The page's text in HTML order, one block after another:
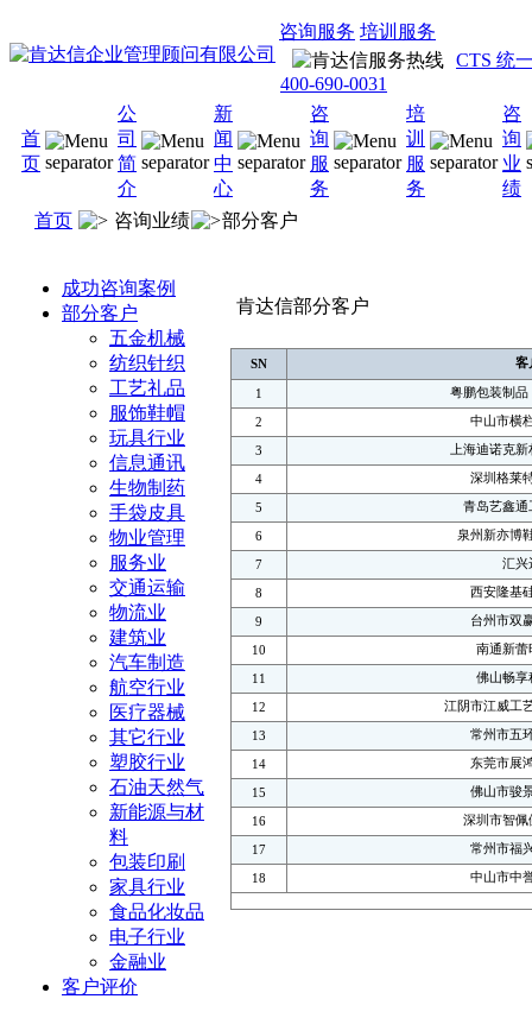
咨询服务 培训服务
CTS 统
400-690-0031
首
页
公
司
简
介
新
闻
中
心
咨
询
服
务
培
训
服
务
咨
询
业
绩
首页
咨询业绩 部分客户
成功咨询案例
部分客户
五金机械
纺织针织
工艺礼品
服饰鞋帽
玩具行业
信息通讯
生物制药
手袋皮具
物业管理
服务业
交通运输
物流业
建筑业
汽车制造
航空行业
医疗器械
其它行业
塑胶行业
石油天然气
新能源与材
料
包装印刷
家具行业
食品化妆品
电子行业
金融业
客户评价
肯达信部分客户
SN 客
1 粤鹏包装制品
2 中山市横
3 上海迪诺克
4 深圳格莱
5 青岛艺鑫通
6 泉州新亦博
7 汇兴
8 西安隆基
9 台州市双
10 南通新蕾
11 佛山畅享
12 江阴市江威工
13 常州市五
14 东莞市展
15 佛山市骏
16 深圳市智佩
17 常州市福
18 中山市中